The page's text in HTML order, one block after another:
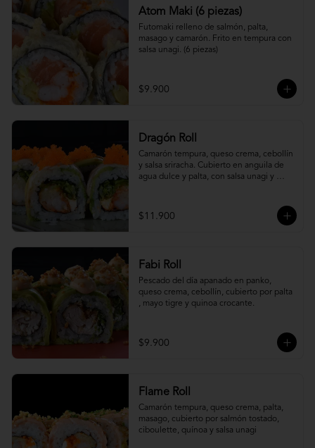
Atom Maki (6 piezas)
Futomaki relleno de salmón, palta,
masago y camarón. Frito en tempura con
salsa unagi. (6 piezas)
$9.900
Dragón Roll
Camarón tempura, queso crema, cebollín
y salsa sriracha. Cubierto en anguila de
agua dulce y palta, con salsa unagi y
$11.900
Fabi Roll
Pescado del día apanado en panko,
queso crema, cebollín, cubierto por palta
, mayo tigre y quinoa crocante.
$9.900
Flame Roll
Camarón tempura, queso crema, palta,
masago, cubierto por salmón tostado,
ciboulette, quínoa y salsa unagi